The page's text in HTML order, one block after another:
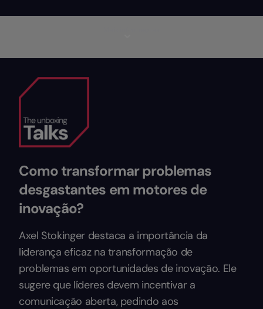
Como transformar problemas
desgastantes em motores de
inovação?
Axel Stokinger destaca a importância da
liderança eficaz na transformação de
problemas em oportunidades de inovação. Ele
sugere que líderes devem incentivar a
comunicação aberta, pedindo aos